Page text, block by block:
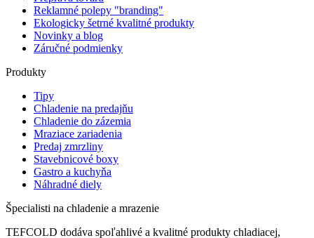
Reklamné polepy "branding"
Ekologicky šetrné kvalitné produkty
Novinky a blog
Záručné podmienky
Produkty
Tipy
Chladenie na predajňu
Chladenie do zázemia
Mraziace zariadenia
Predaj zmrzliny
Stavebnicové boxy
Gastro a kuchyňa
Náhradné diely
Špecialisti na chladenie a mrazenie
TEFCOLD dodáva spoľahlivé a kvalitné produkty chladiacej,